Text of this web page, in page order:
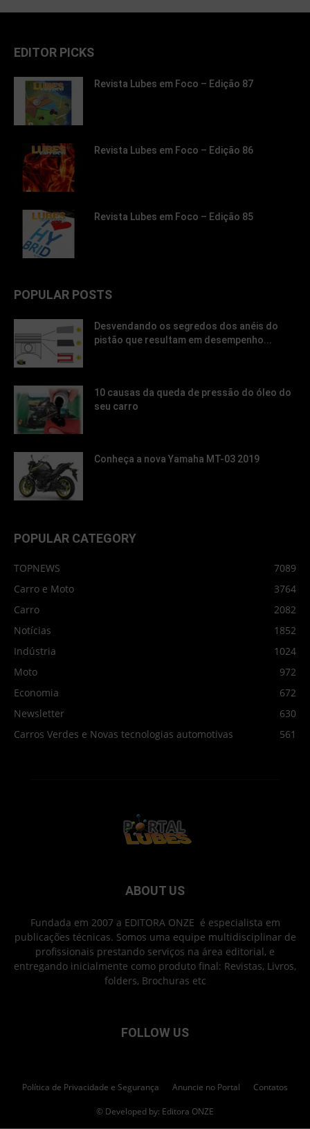
EDITOR PICKS
Revista Lubes em Foco – Edição 87
Revista Lubes em Foco – Edição 86
Revista Lubes em Foco – Edição 85
POPULAR POSTS
Desvendando os segredos dos anéis do
pistão que resultam em desempenho...
10 causas da queda de pressão do óleo do
seu carro
Conheça a nova Yamaha MT-03 2019
POPULAR CATEGORY
TOPNEWS
7089
Carro e Moto
3764
Carro
2082
Notícias
1852
Indústria
1024
Moto
972
Economia
672
Newsletter
630
Carros Verdes e Novas tecnologias automotivas
561
ABOUT US
Fundada em 2007 a EDITORA ONZE é especialista em
publicações técnicas. Somos uma equipe multidisciplinar de
profissionais prestando serviços na área editorial, e
entregando inicialmente como produto final: Revistas, Livros,
folders, Brochuras etc
FOLLOW US
Política de Privacidade e Segurança Anuncie no Portal Contatos
© Developed by: Editora ONZE